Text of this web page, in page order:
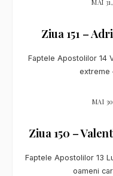
MAI
Ziua 151 –
Faptele Apostolilor 14
extreme
MAI
Ziua 150 –
Faptele Apostolilor 13
oameni